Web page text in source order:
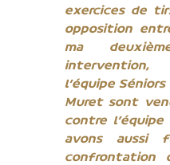
exercices de
opposition
ma
intervention,
l’équipe
Muret sont
contre
avons aussi
confrontation